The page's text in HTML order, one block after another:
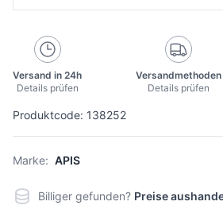
Produktcode: 138252
Marke: APIS
Versand in 24h
Details prüfen
Versandmethoden
Details prüfen
Billiger gefunden? Preise